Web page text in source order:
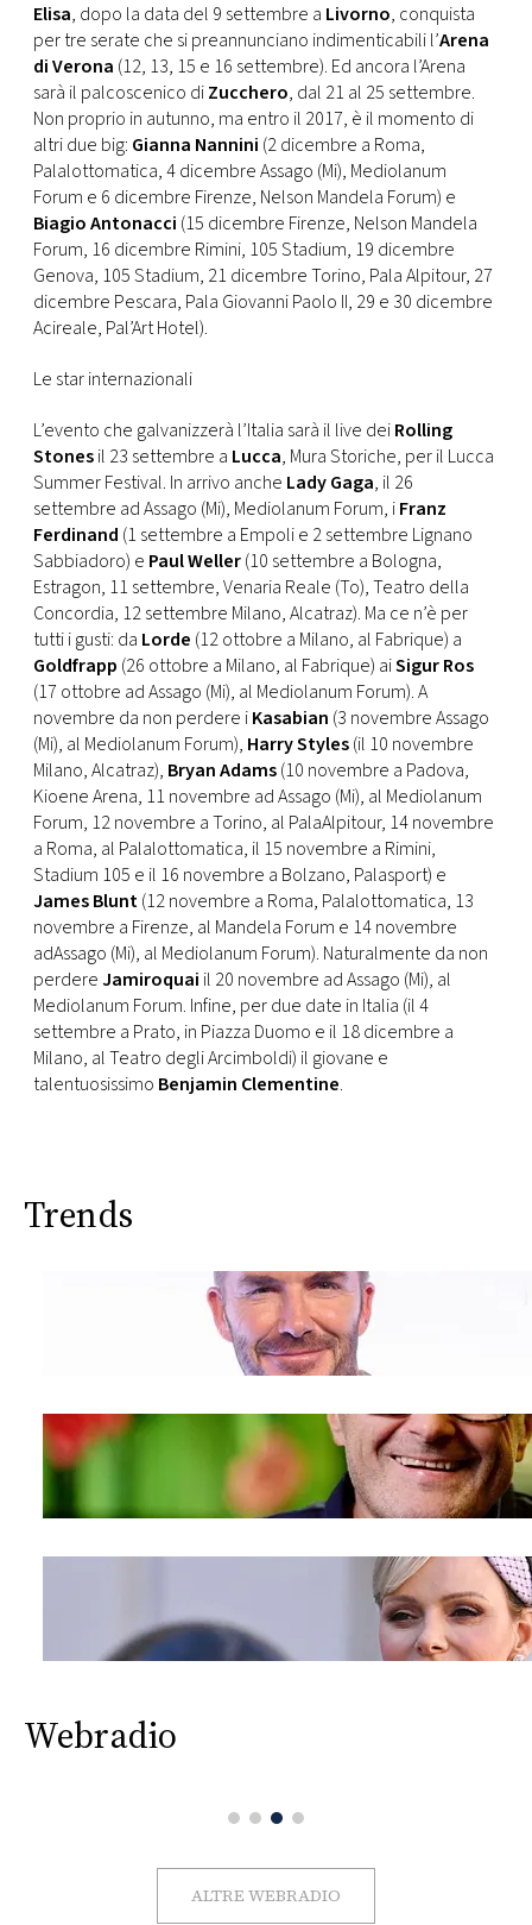
Elisa, dopo la data del 9 settembre a Livorno, conquista
per tre serate che si preannunciano indimenticabili l’Arena
di Verona (12, 13, 15 e 16 settembre). Ed ancora l’Arena
sarà il palcoscenico diZucchero, dal 21 al 25 settembre.
Non proprio in autunno, ma entro il 2017, è il momento di
altri due big: Gianna Nannini (2 dicembre a Roma,
Palalottomatica, 4 dicembre Assago (Mi), Mediolanum
Forum e 6 dicembre Firenze, Nelson Mandela Forum) e
Biagio Antonacci (15 dicembre Firenze, Nelson Mandela
Forum, 16 dicembre Rimini, 105 Stadium, 19 dicembre
Genova, 105 Stadium, 21 dicembre Torino, Pala Alpitour, 27
dicembre Pescara, Pala Giovanni Paolo II, 29 e 30 dicembre
Acireale, Pal’Art Hotel).
Le star internazionali
L’evento che galvanizzerà l’Italia sarà il live deiRolling
Stonesil 23 settembre a Lucca, Mura Storiche, per il Lucca
Summer Festival. In arrivo anche Lady Gaga, il 26
settembre ad Assago (Mi), Mediolanum Forum, iFranz
Ferdinand (1 settembre a Empoli e 2 settembre Lignano
Sabbiadoro) e Paul Weller(10 settembre a Bologna,
Estragon, 11 settembre, Venaria Reale (To), Teatro della
Concordia, 12 settembre Milano, Alcatraz). Ma ce n’è per
tutti i gusti: da Lorde (12 ottobre a Milano, al Fabrique) a
Goldfrapp (26 ottobre a Milano, al Fabrique) aiSigur Ros
(17 ottobre ad Assago (Mi), al Mediolanum Forum). A
novembre da non perdere iKasabian (3 novembre Assago
(Mi), al Mediolanum Forum), Harry Styles(il 10 novembre
Milano, Alcatraz), Bryan Adams(10 novembre a Padova,
Kioene Arena, 11 novembre ad Assago (Mi), al Mediolanum
Forum, 12 novembre a Torino, al PalaAlpitour, 14 novembre
a Roma, al Palalottomatica, il 15 novembre a Rimini,
Stadium 105 e il 16 novembre a Bolzano, Palasport) e
James Blunt(12 novembre a Roma, Palalottomatica, 13
novembre a Firenze, al Mandela Forum e 14 novembre
adAssago (Mi), al Mediolanum Forum). Naturalmente da non
perdereJamiroquai il 20 novembre ad Assago (Mi), al
Mediolanum Forum. Infine, per due date in Italia (il 4
settembre a Prato, in Piazza Duomo e il 18 dicembre a
Milano, al Teatro degli Arcimboldi) il giovane e
talentuosissimo Benjamin Clementine.
Trends
Webradio
ALTRE WEBRADIO